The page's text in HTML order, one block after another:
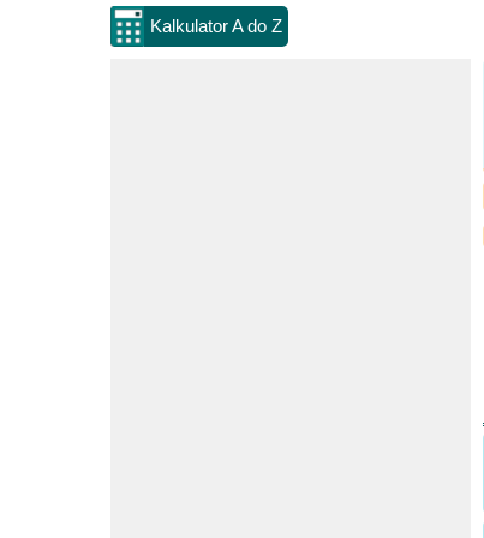
Kalkulator A do Z